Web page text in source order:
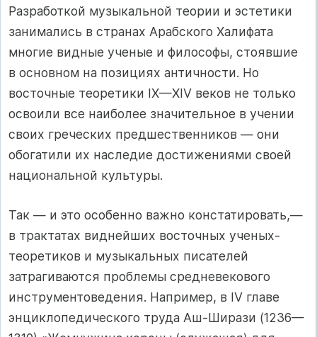
Разработкой музыкальной теории и эстетики
занимались в странах Арабского Халифата
многие видные ученые и философы, стоявшие
в основном на позициях античности. Но
восточные теоретики IX—XIV веков не только
освоили все наиболее значительное в учении
своих греческих предшественников — они
обогатили их наследие достижениями своей
национальной культуры.
Так — и это особенно важно констатировать,—
в трактатах виднейших восточных ученых-
теоретиков и музыкальных писателей
затрагиваются проблемы средневекового
инструментоведения. Например, в IV главе
энциклопедического труда Аш-Ширази (1236—